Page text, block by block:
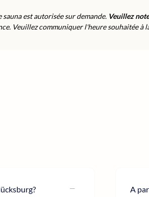
est autorisée sur demande. Veuillez
Veuillez communiquer l'heure souhaitée à
A